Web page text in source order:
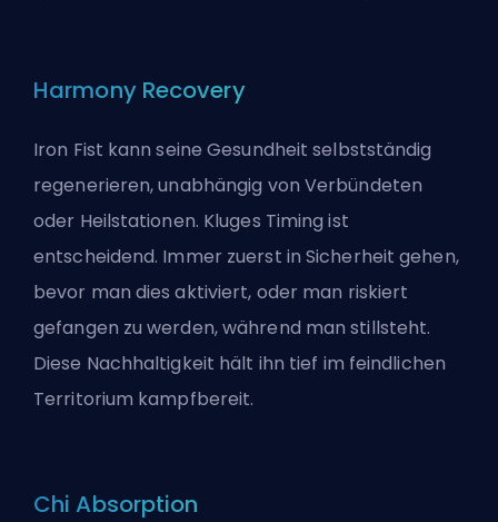
Harmony Recovery
Iron Fist kann seine Gesundheit selbstständig
regenerieren, unabhängig von Verbündeten
oder Heilstationen. Kluges Timing ist
entscheidend. Immer zuerst in Sicherheit gehen,
bevor man dies aktiviert, oder man riskiert
gefangen zu werden, während man stillsteht.
Diese Nachhaltigkeit hält ihn tief im feindlichen
Territorium kampfbereit.
Chi Absorption